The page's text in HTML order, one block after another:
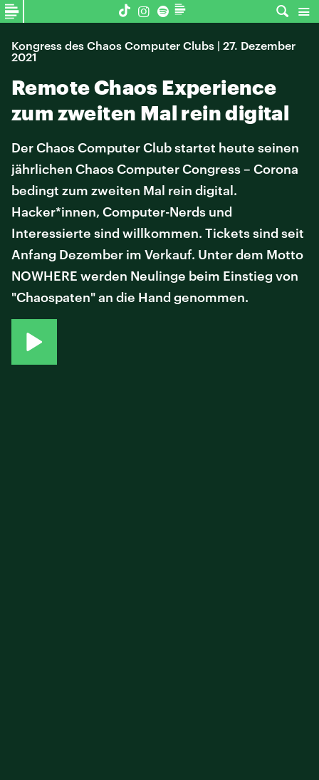
Kongress des Chaos Computer Clubs | 27. Dezember
2021
Remote Chaos Experience
zum zweiten Mal rein digital
Der Chaos Computer Club startet heute seinen
jährlichen Chaos Computer Congress – Corona
bedingt zum zweiten Mal rein digital.
Hacker*innen, Computer-Nerds und
Interessierte sind willkommen. Tickets sind seit
Anfang Dezember im Verkauf. Unter dem Motto
NOWHERE werden Neulinge beim Einstieg von
"Chaospaten" an die Hand genommen.